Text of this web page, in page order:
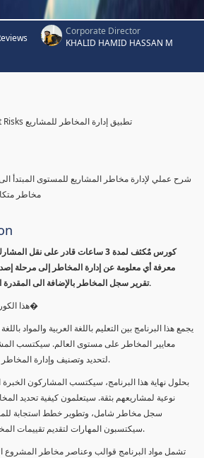
Corporate Director
KHALID HAMID HASSAN M
Practice Managing Project Risks تطبيق إدارة المخاطر للمشاريع
شرح عملي لإدارة مخاطر المشاريع للمستوى المبتدأ
مخاطر
كورس مٌكثف لمدة 3 ساعات قادر على
معرفة أي معلومة عن إدارة المخاطر إلى مرحلة
تقرير سجل المخاطر بالإضافة الى المقدرة التامية لإدارة مخاطر المشاريع.
هذا الكورس للمبتدئين الراغبين في تط�
يجمع هذا البرنامج بين التعليم باللغة العربية والمواد
معايير المخاطر على مستوى العالم. سيكتسب
لتحديد وتصنيف وإدارة المخاطر على مدار دورة حياة المشروع.
بحلول نهاية هذا البرنامج، سيكتسب المشاركون الخبرة
نوعية لمشاريعهم بثقة. سيتعلمون كيفية تحديد
سجل مخاطر شامل، وتطوير خطط استجابة
سيكتسبون المهارات لتقديم تقييمات المخاطر عبر لوحة معلومات فعالة.
تشمل مواد البرنامج قوالب وعناصر مخاطر المشروع